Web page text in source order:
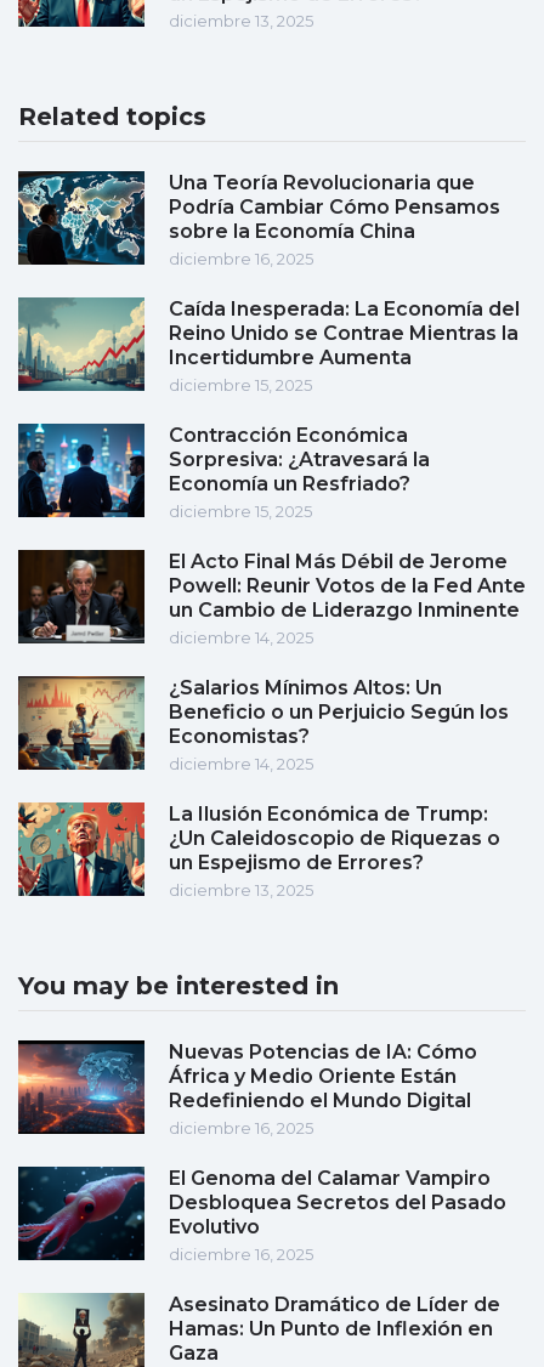
diciembre 13, 2025
Related topics
Una Teoría Revolucionaria que
Podría Cambiar Cómo Pensamos
sobre la Economía China
diciembre 16, 2025
Caída Inesperada: La Economía del
Reino Unido se Contrae Mientras la
Incertidumbre Aumenta
diciembre 15, 2025
Contracción Económica
Sorpresiva: ¿Atravesará la
Economía un Resfriado?
diciembre 15, 2025
El Acto Final Más Débil de Jerome
Powell: Reunir Votos de la Fed Ante
un Cambio de Liderazgo Inminente
diciembre 14, 2025
¿Salarios Mínimos Altos: Un
Beneficio o un Perjuicio Según los
Economistas?
diciembre 14, 2025
La Ilusión Económica de Trump:
¿Un Caleidoscopio de Riquezas o
un Espejismo de Errores?
diciembre 13, 2025
You may be interested in
Nuevas Potencias de IA: Cómo
África y Medio Oriente Están
Redefiniendo el Mundo Digital
diciembre 16, 2025
El Genoma del Calamar Vampiro
Desbloquea Secretos del Pasado
Evolutivo
diciembre 16, 2025
Asesinato Dramático de Líder de
Hamas: Un Punto de Inflexión en
Gaza